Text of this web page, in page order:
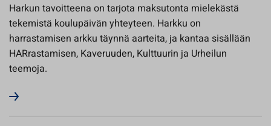
Harkun tavoitteena on tarjota maksutonta mielekästä
tekemistä koulupäivän yhteyteen. Harkku on
harrastamisen arkku täynnä aarteita, ja kantaa sisällään
HARrastamisen, Kaveruuden, Kulttuurin ja Urheilun
teemoja.